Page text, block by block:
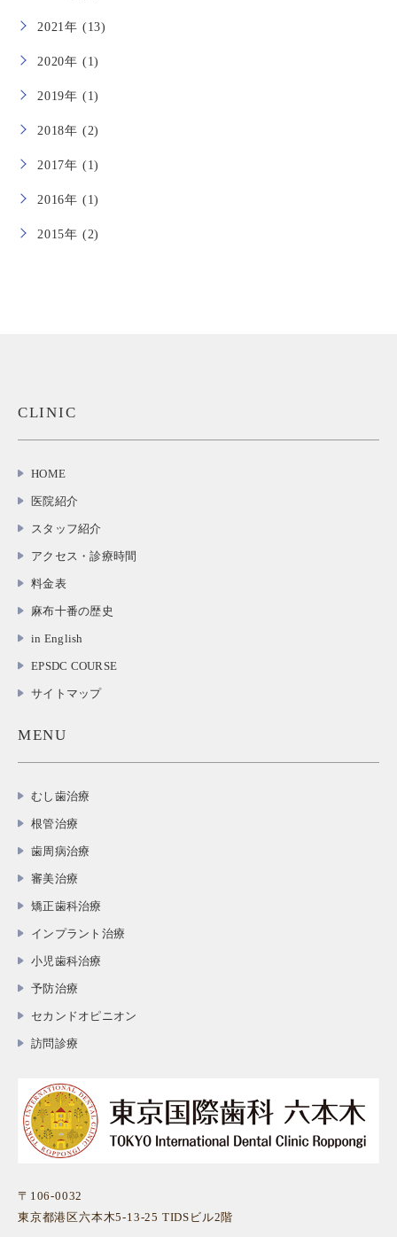
2021年 (13)
2020年 (1)
2019年 (1)
2018年 (2)
2017年 (1)
2016年 (1)
2015年 (2)
CLINIC
HOME
医院紹介
スタッフ紹介
アクセス・診療時間
料金表
麻布十番の歴史
in English
EPSDC COURSE
サイトマップ
MENU
むし歯治療
根管治療
歯周病治療
審美治療
矯正歯科治療
インプラント治療
小児歯科治療
予防治療
セカンドオピニオン
訪問診療
〒106-0032
東京都港区六本木5-13-25 TIDSビル2階